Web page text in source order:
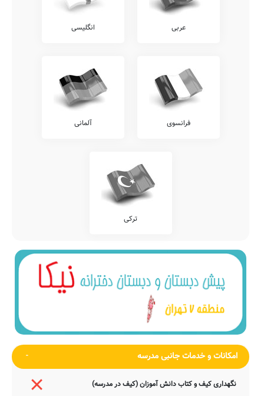
عربی انگلیسی
فرانسوی آلمانی
ترکی
امکانات و خدمات جانبی مدرسه
نگهداری کیف و کتاب دانش آموزان (کیف در مدرسه)